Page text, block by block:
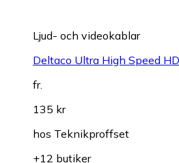
Ljud- och videokablar
Deltaco Ultra High Speed
fr.
135 kr
hos Teknikproffset
+12 butiker